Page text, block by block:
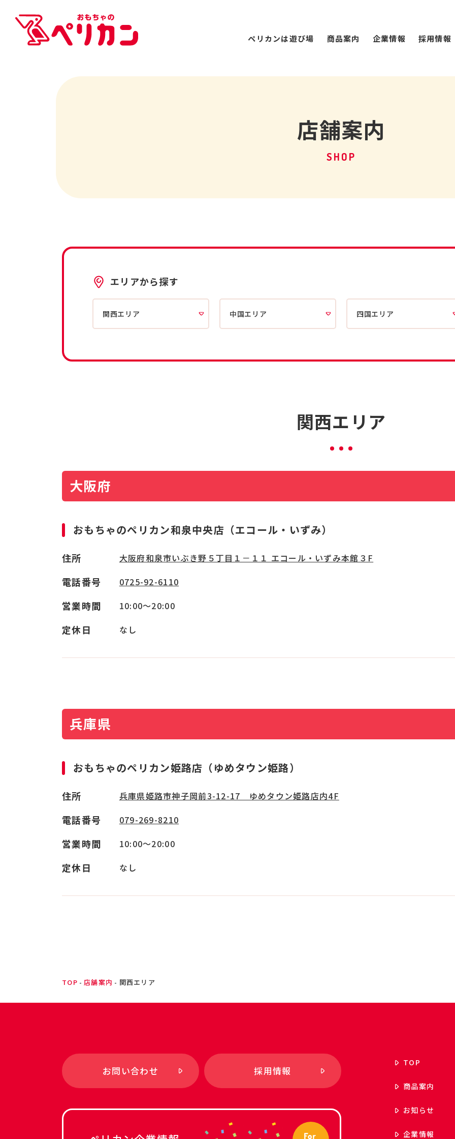
ペリカンは遊び場 商品案内 企業情報 採用情報
店舗案内
SHOP
エリアから探す
関西エリア 中国エリア 四国エリア
関西エリア
大阪府
おもちゃのペリカン和泉中央店（エコール・いずみ）
住所 大阪府和泉市いぶき野５丁目１－１１ エコール・いずみ本館３F
電話番号 0725-92-6110
営業時間 10:00～20:00
定休日 なし
兵庫県
おもちゃのペリカン姫路店（ゆめタウン姫路）
住所 兵庫県姫路市神子岡前3-12-17 ゆめタウン姫路店内4F
電話番号 079-269-8210
営業時間 10:00～20:00
定休日 なし
TOP 店舗案内 関西エリア
お問い合わせ 採用情報
TOP
商品案内
お知らせ
企業情報